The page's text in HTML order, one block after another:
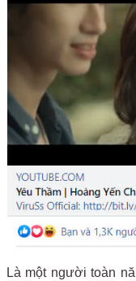
Là một người toàn